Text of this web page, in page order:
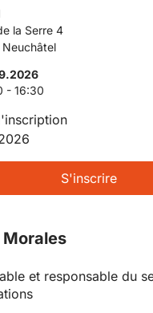
la Serre 4
Neuchâtel
- 16:30
S'inscrire
et responsable du